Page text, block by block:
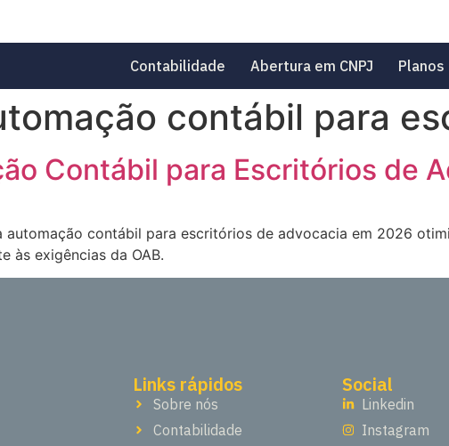
Contabilidade Abertura em CNPJ Planos
contábil para
Contábil para Escritórios de
automação contábil para escritórios de advocacia em 2026
às exigências da OAB.
Links rápidos
Sobre nós
Contabilidade
Social
Linkedin
Instagram